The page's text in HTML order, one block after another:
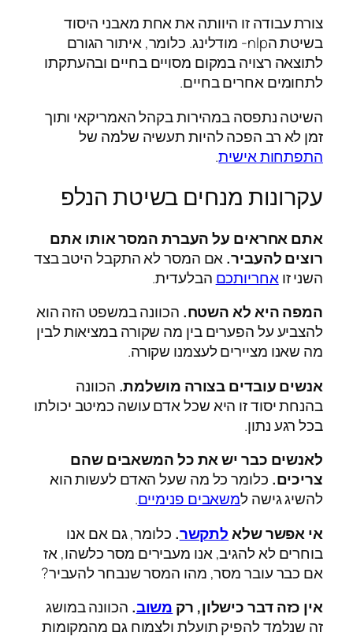
צורת עבודה זו היוותה את אחת מאבני היסוד
בשיטת הnlp- מודלינג. כלומר, איתור הגורם
לתוצאה רצויה במקום מסויים בחיים ובהעתקתו
לתחומים אחרים בחיים.
השיטה נתפסה במהירות בקהל האמריקאי ותוך
זמן לא רב הפכה להיות תעשיה שלמה של
התפתחות אישית.
עקרונות מנחים בשיטת הנלפ
אתם אחראים על העברת המסר אותו אתם
רוצים להעביר.אם המסר לא התקבל היטב בצד
השני זואחריותכם הבלעדית.
המפה היא לא השטח. הכוונה במשפט הזה הוא
להצביע על הפערים בין מה שקורה במציאות לבין
מה שאנו מציירים לעצמנו שקורה.
אנשים עובדים בצורה מושלמת. הכוונה
בהנחת יסוד זו היא שכל אדם עושה כמיטב יכולתו
בכל רגע נתון.
לאנשים כבר יש את כל המשאבים שהם
צריכים. כלומר כל מה שעל האדם לעשות הוא
להשיג גישה למשאבים פנימיים.
אי אפשר שלאלתקשר. כלומר, גם אם אנו
בוחרים לא להגיב, אנו מעבירים מסר כלשהו, אז
אם כבר עובר מסר, מהו המסר שנבחר להעביר?
אין כזה דבר כישלון, רק משוב. הכוונה במושג
זה שנלמד להפיק תועלת ולצמוח גם מהמקומות